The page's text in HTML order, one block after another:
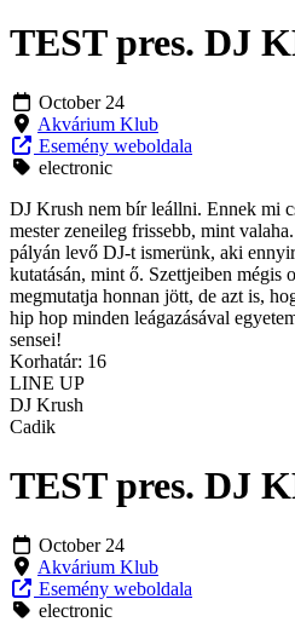
TEST pres. DJ
October 24
Akvárium Klub
Esemény weboldala
electronic
DJ Krush nem bír leállni. Ennek mi
mester zeneileg frissebb, mint
pályán levő DJ-t ismerünk, aki
kutatásán, mint ő. Szettjeiben mégis
megmutatja honnan jött, de azt is,
hip hop minden leágazásával
sensei!
Korhatár: 16
LINE UP
DJ Krush
Cadik
TEST pres. DJ
October 24
Akvárium Klub
Esemény weboldala
electronic